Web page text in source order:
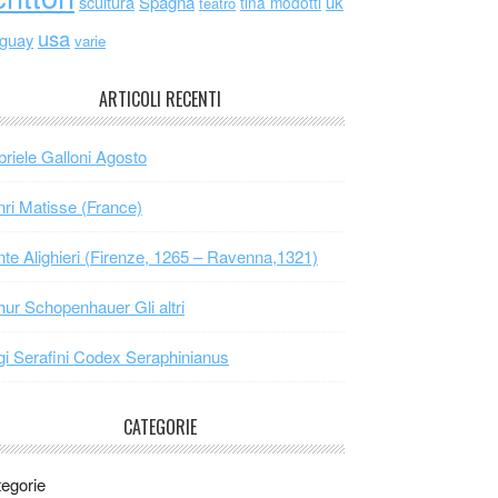
usa varie
ARTICOLI RECENTI
Galloni Agosto
Matisse (France)
Alighieri (Firenze, 1265 – Ravenna,1321)
Schopenhauer Gli altri
Serafini Codex Seraphinianus
CATEGORIE